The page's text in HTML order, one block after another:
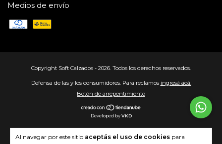
Al navegar por este sitio aceptás el uso de cookies para
Medios de envío
Copyright Soft Calzados - 2026. Todos los derechos reservados.
Defensa de las y los consumidores. Para reclamos ingresá acá.
Botón de arrepentimiento
Developed byVKD